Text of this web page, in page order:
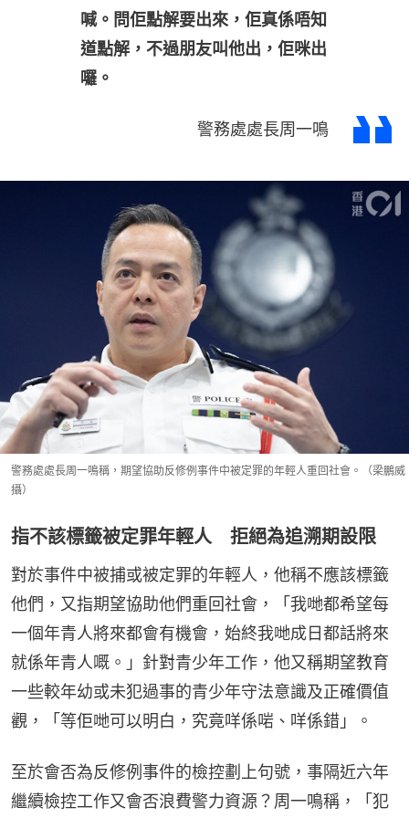
喊。問佢點解要出來，佢真係唔知
道點解，不過朋友叫他出，佢咪出
囉。
警務處處長周一鳴
警務處處長周一鳴稱，期望協助反修例事件中被定罪的年輕人重回社會。（梁鵬威
攝）
指不該標籤被定罪年輕人 拒絕為追溯期設限
對於事件中被捕或被定罪的年輕人，他稱不應該標籤
他們，又指期望協助他們重回社會，「我哋都希望每
一個年青人將來都會有機會，始終我哋成日都話將來
就係年青人嘅。」針對青少年工作，他又稱期望教育
一些較年幼或未犯過事的青少年守法意識及正確價值
觀，「等佢哋可以明白，究竟咩係啱、咩係錯」。
至於會否為反修例事件的檢控劃上句號，事隔近六年
繼續檢控工作又會否浪費警力資源？周一鳴稱，「犯